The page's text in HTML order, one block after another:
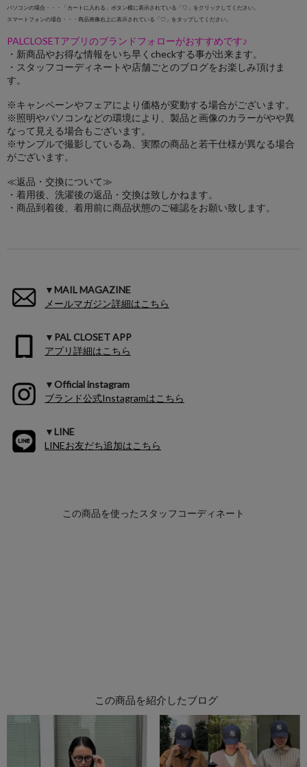
パソコンの場合・・・「カートに入れる」ボタン横に表示されている「♡」をクリックしてください。
スマートフォンの場合・・・商品画像右上に表示されている「♡」をタップしてください。
PALCLOSETアプリのブランドフォローがおすすめです♪
・新商品やお得な情報をいち早くcheckする事が出来ます。
・スタッフコーディネートや店舗ごとのブログをお楽しみ頂けま
す。
※キャンペーンやフェアにより価格が変動する場合がございます。
※照明やパソコンなどの環境により、製品と画像のカラーがやや異
なって見える場合もございます。
※サンプルで撮影している為、実際の商品と若干仕様が異なる場合
がございます。
≪返品・交換について≫
・着用後、洗濯後の返品・交換は致しかねます。
・商品到着後、着用前に商品状態のご確認をお願い致します。
▼MAIL MAGAZINE
メールマガジン詳細はこちら
▼PAL CLOSET APP
アプリ詳細はこちら
▼Official instagram
ブランド公式Instagramはこちら
▼LINE
LINEお友だち追加はこちら
この商品を紹介したブログ